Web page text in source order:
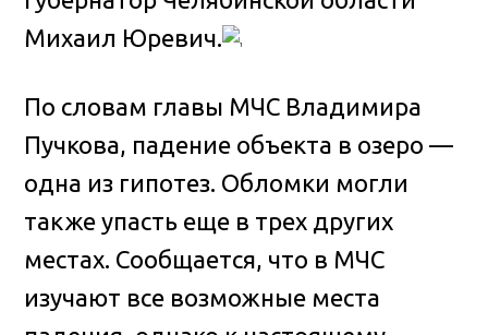
Михаил Юревич.
По словам главы МЧС Владимира
Пучкова, падение объекта в озеро —
одна из гипотез. Обломки могли
также упасть еще в трех других
местах. Сообщается, что в МЧС
изучают все возможные места